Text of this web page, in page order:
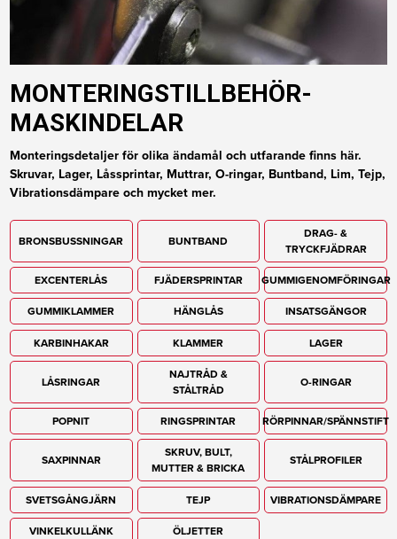
MONTERINGSTILLBEHÖR-
MASKINDELAR
Monteringsdetaljer för olika ändamål och utfarande finns här.
Skruvar, Lager, Låssprintar, Muttrar, O-ringar, Buntband, Lim, Tejp,
Vibrationsdämpare och mycket mer.
BRONSBUSSNINGAR BUNTBAND
DRAG- &
TRYCKFJÄDRAR
EXCENTERLÅS FJÄDERSPRINTAR GUMMIGENOMFÖRINGAR
GUMMIKLAMMER HÄNGLÅS INSATSGÄNGOR
KARBINHAKAR KLAMMER LAGER
LÅSRINGAR
NAJTRÅD &
STÅLTRÅD
O-RINGAR
POPNIT RINGSPRINTAR RÖRPINNAR/SPÄNNSTIFT
SAXPINNAR
SKRUV, BULT,
MUTTER & BRICKA
STÅLPROFILER
SVETSGÅNGJÄRN TEJP VIBRATIONSDÄMPARE
VINKELKULLÄNK ÖLJETTER